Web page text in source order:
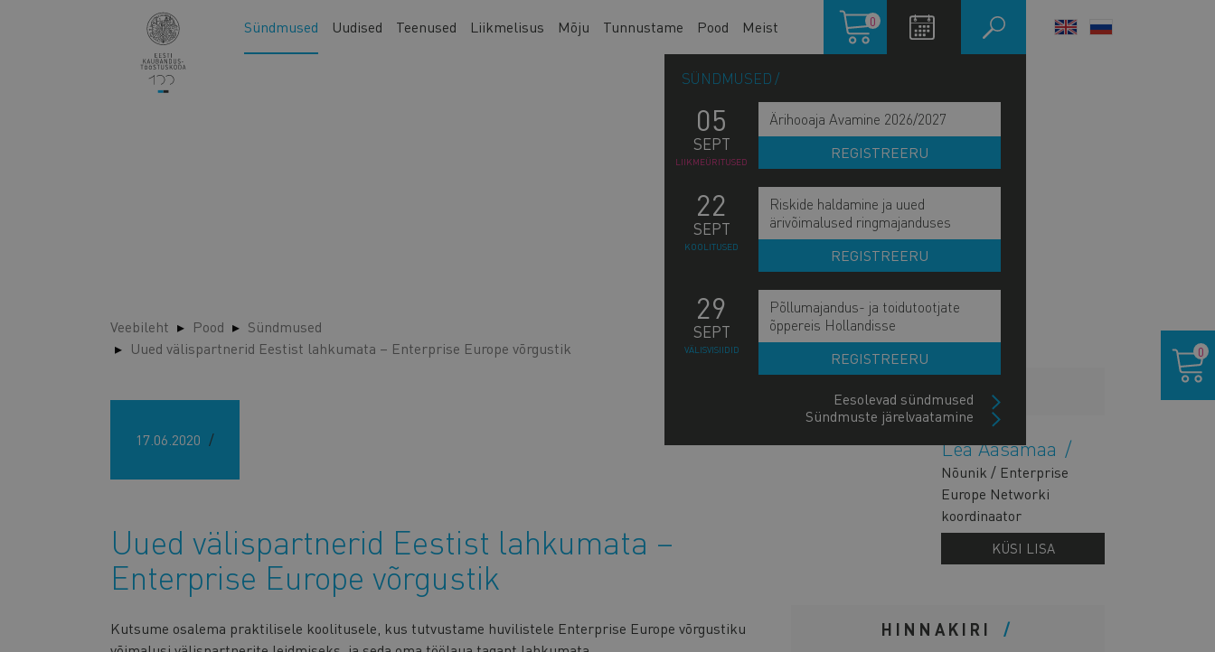
Main
navigation
Sündmused Uudised Teenused Liikmelisus Mõju Tunnustame Pood Meist
Ostukorv
0
SÜNDMUSED
05
SEPT
LIIKMEÜRITUSED
Ärihooaja Avamine 2026/2027
REGISTREERU
22
SEPT
KOOLITUSED
Riskide haldamine ja uued
ärivõimalused ringmajanduses
REGISTREERU
29
SEPT
VÄLISVISIIDID
Põllumajandus- ja toidutootjate
õppereis Hollandisse
REGISTREERU
Eesolevad sündmused
Sündmuste järelvaatamine
LANGUAGE
Veebileht Pood
Sündmused
Uued välispartnerid Eestist lahkumata – Enterprise Europe võrgustik
17.06.2020
Uued välispartnerid Eestist lahkumata –
Enterprise Europe võrgustik
Kutsume osalema praktilisele koolitusele, kus tutvustame huvilistele Enterprise Europe võrgustiku
0
LISAINFO
Lea Aasamaa
Nõunik / Enterprise
Europe Networki
koordinaator
KÜSI LISA
HINNAKIRI